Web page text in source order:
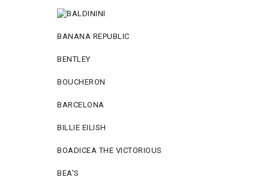
BANANA REPUBLIC
BENTLEY
BOUCHERON
BARCELONA
BILLIE EILISH
BOADICEA THE VICTORIOUS
BEA'S